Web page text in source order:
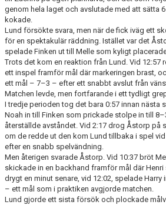
genom hela laget och avslutade med att sätta
kokade.
Lund försökte svara, men när de fick iväg ett
för en spektakulär räddning. Istället var det
spelade Finken ut till Melle som kyligt
Trots det kom en reaktion från Lund. Vid 12:57
ett inspel framför mål där markeringen brast,
ett mål – 7–3 – efter ett snabbt avslut från
Matchen levde, men fortfarande i ett tydligt
I tredje perioden tog det bara 0:57 innan nästa
Noah in till Finken som prickade stolpe in till
återställde avståndet. Vid 2:17 drog Åstorp på
om de redde ut den kom Lund tillbaka i spel
efter en snabb spelvändning.
Men återigen svarade Åstorp. Vid 10:37 bröt
skickade in en backhand framför mål där Henri
drygt en minut senare, vid 12:02, spelade
– ett mål som i praktiken avgjorde matchen.
Lund gjorde ett sista försök och plockade